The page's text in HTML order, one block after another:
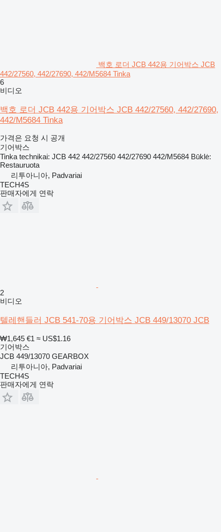
백호 로더 JCB 442용 기어박스 JCB
442/27560, 442/27690, 442/M5684 Tinka
6
비디오
백호 로더 JCB 442용 기어박스 JCB 442/27560, 442/27690,
442/M5684 Tinka
가격은 요청 시 공개
기어박스
Tinka technikai: JCB 442 442/27560 442/27690 442/M5684 Būklė:
Restauruota
리투아니아, Padvariai
TECH4S
판매자에게 연락
2
비디오
텔레핸들러 JCB 541-70용 기어박스 JCB 449/13070 JCB
₩1,645 €1 ≈ US$1.16
기어박스
JCB 449/13070 GEARBOX
리투아니아, Padvariai
TECH4S
판매자에게 연락